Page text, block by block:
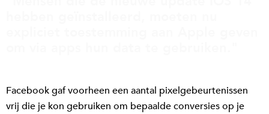
Facebook gaf voorheen een aantal pixelgebeurtenissen
vrij die je kon gebruiken om bepaalde conversies op je